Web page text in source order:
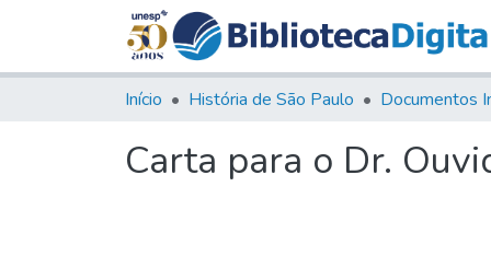
Início História de São Paulo Documentos
Carta para o Dr.